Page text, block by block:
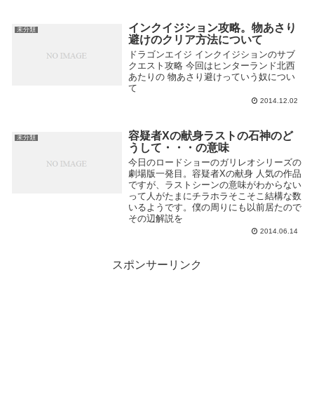
未分類
インクイジション攻略。物あさり
避けのクリア方法について
ドラゴンエイジ インクイジションのサブ
クエスト攻略 今回はヒンターランド北西
あたりの 物あさり避けっていう奴につい
て
2014.12.02
未分類
容疑者Xの献身ラストの石神のど
うして・・・の意味
今日のロードショーのガリレオシリーズの
劇場版一発目。容疑者Xの献身 人気の作品
ですが、ラストシーンの意味がわからない
って人がたまにチラホラそこそこ結構な数
いるようです。僕の周りにも以前居たので
その辺解説を
2014.06.14
スポンサーリンク